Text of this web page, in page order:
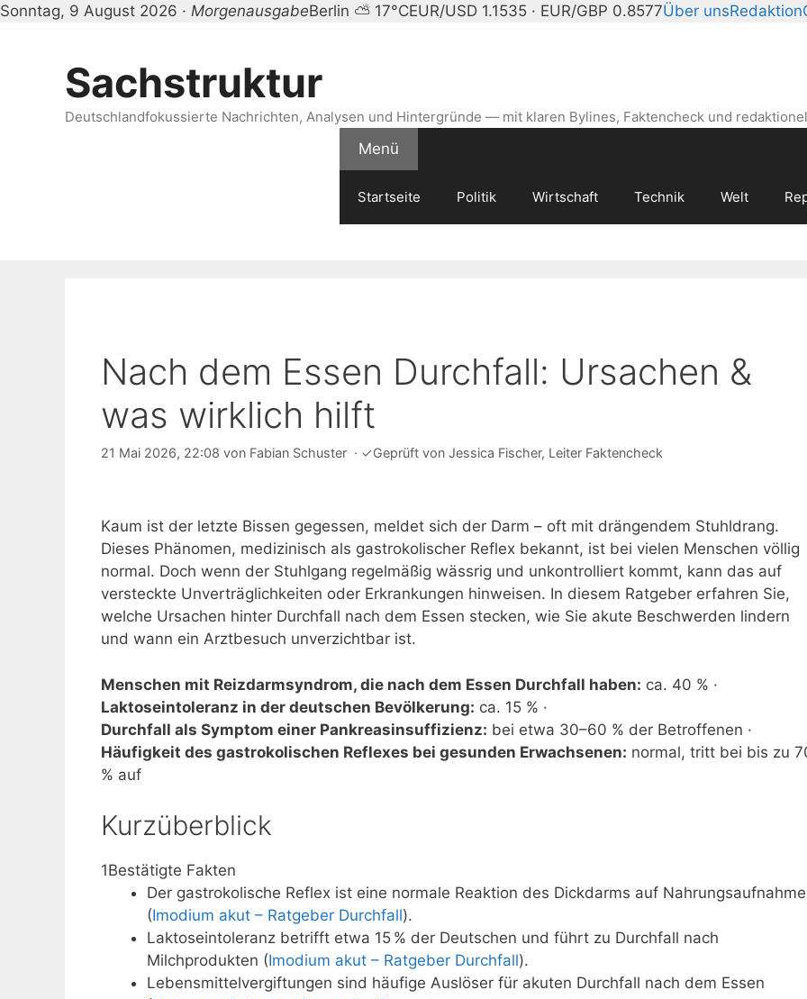
Sonntag, 9 August 2026 · MorgenausgabeBerlin ⛅ 17°CEUR/USD 1.1535 · EUR/GBP 0.8577Über unsRedaktion
Sachstruktur
Deutschlandfokussierte Nachrichten, Analysen und Hintergründe — mit klaren Bylines, Faktencheck und
Menü
Startseite Politik Wirtschaft Technik Welt
Nach dem Essen Durchfall: Ursachen &
was wirklich hilft
21 Mai 2026, 22:08 von Fabian Schuster · ✓Geprüft von Jessica Fischer, Leiter Faktencheck
Kaum ist der letzte Bissen gegessen, meldet sich der Darm – oft mit drängendem Stuhldrang.
Dieses Phänomen, medizinisch als gastrokolischer Reflex bekannt, ist bei vielen Menschen völlig
normal. Doch wenn der Stuhlgang regelmäßig wässrig und unkontrolliert kommt, kann das auf
versteckte Unverträglichkeiten oder Erkrankungen hinweisen. In diesem Ratgeber erfahren Sie,
welche Ursachen hinter Durchfall nach dem Essen stecken, wie Sie akute Beschwerden lindern
und wann ein Arztbesuch unverzichtbar ist.
Menschen mit Reizdarmsyndrom, die nach dem Essen Durchfall haben: ca. 40 % ·
Laktoseintoleranz in der deutschen Bevölkerung: ca. 15 % ·
Durchfall als Symptom einer Pankreasinsuffizienz: bei etwa 30–60 % der Betroffenen ·
Häufigkeit des gastrokolischen Reflexes bei gesunden Erwachsenen: normal, tritt bei bis zu
% auf
Kurzüberblick
1Bestätigte Fakten
Der gastrokolische Reflex ist eine normale Reaktion des Dickdarms auf Nahrungsaufnahme
(Imodium akut – Ratgeber Durchfall).
Laktoseintoleranz betrifft etwa 15 % der Deutschen und führt zu Durchfall nach
Milchprodukten (Imodium akut – Ratgeber Durchfall).
Lebensmittelvergiftungen sind häufige Auslöser für akuten Durchfall nach dem Essen